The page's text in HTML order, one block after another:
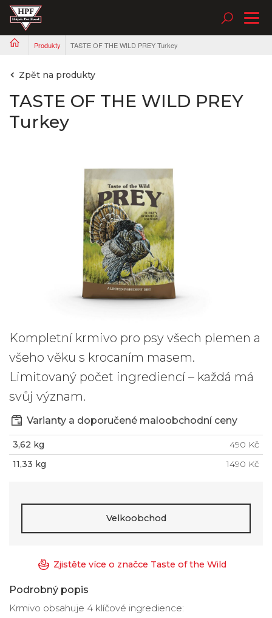
Produkty TASTE OF THE WILD PREY Turkey
Zpět na produkty
TASTE OF THE WILD PREY
Turkey
Kompletní krmivo pro psy všech plemen a
všeho věku s krocaním masem.
Limitovaný počet ingrediencí – každá má
svůj význam.
Varianty a doporučené maloobchodní ceny
3,62 kg
490 Kč
11,33 kg
1490 Kč
Velkoobchod
Zjistěte více o značce Taste of the Wild
Podrobný popis
Krmivo obsahuje 4 klíčové ingredience: